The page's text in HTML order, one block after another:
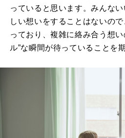
っていると思います。みんな
しい想いをすることはないの
っており、複雑に絡み合う想
ル”な瞬間が待っていることを